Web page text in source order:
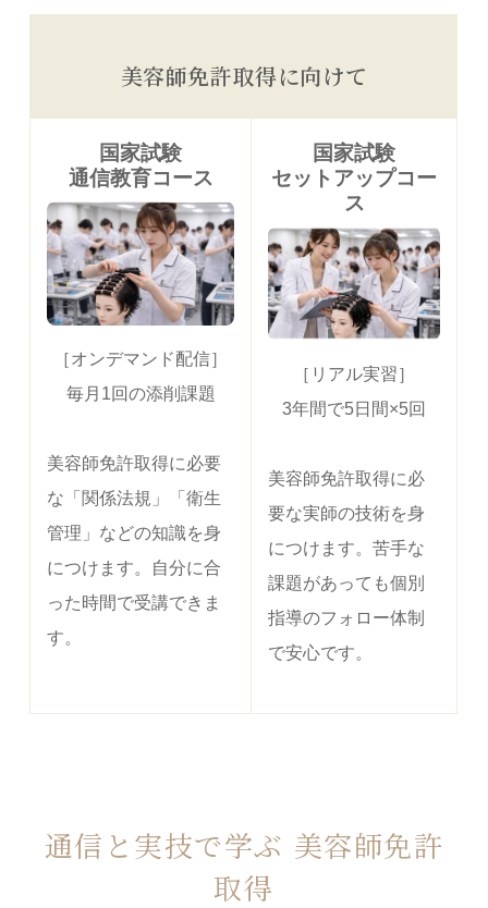
美容師免許取得に向けて
国家試験
通信教育コース
［オンデマンド配信］
毎月1回の添削課題
美容師免許取得に必要
な「関係法規」「衛生
管理」などの知識を身
につけます。自分に合
った時間で受講できま
す。
国家試験
セットアップコー
ス
［リアル実習］
3年間で5日間×5回
美容師免許取得に必
要な実師の技術を身
につけます。苦手な
課題があっても個別
指導のフォロー体制
で安心です。
通信と実技で学ぶ 美容師免許
取得